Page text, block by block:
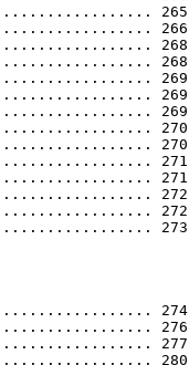
274
276
277
280